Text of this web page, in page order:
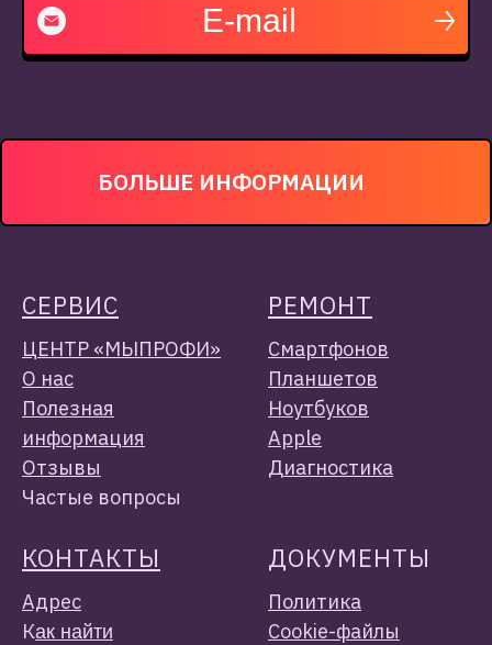
E-mail
БОЛЬШЕ ИНФОРМАЦИИ
СЕРВИС
ЦЕНТР «МЫПРОФИ»
О нас
Полезная
информация
Отзывы
Частые вопросы
РЕМОНТ
Смартфонов
Планшетов
Ноутбуков
Apple
Диагностика
КОНТАКТЫ
Адрес
Как найти
ДОКУМЕНТЫ
Политика
Cookie-файлы